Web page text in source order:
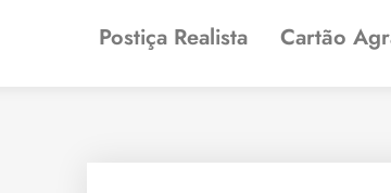
Postiça Realista
Cartão